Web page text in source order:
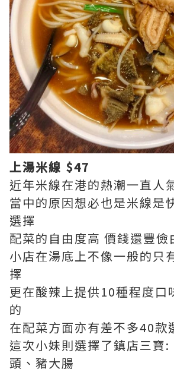
上湯米線 $47
近年米線在港的熱潮一直人
當中的原因想必也是米線是
選擇
配菜的自由度高 價錢還豐儉
小店在湯底上不像一般的只
擇
更在酸辣上提供10種程度口
的
在配菜方面亦有差不多40款
這次小妹則選擇了鎮店三寶:
頭、豬大腸